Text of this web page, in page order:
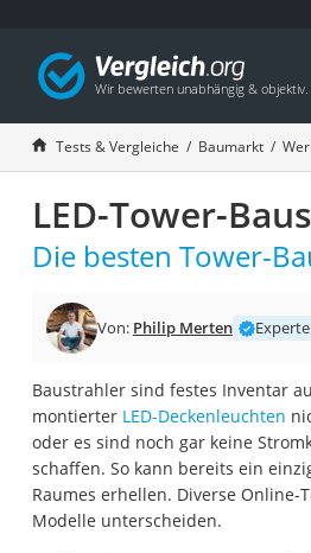
Tests & Vergleiche Baumarkt
LED-Tower-
Die besten Tower-
Von: Philip Merten Experte
Baustrahler sind festes Inventar
montierter LED-Deckenleuchten
oder es sind noch gar keine
schaffen. So kann bereits ein
Raumes erhellen. Diverse Online-
Modelle unterscheiden.